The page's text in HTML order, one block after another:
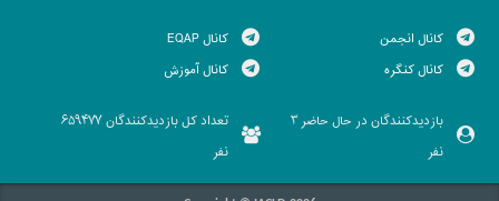
کانال انجمن
کانال کنگره
کانال EQAP
کانال آموزش
بازدیدکنندگان در حال حاضر3
نفر
تعداد کل بازدیدکنندگان 659477
نفر